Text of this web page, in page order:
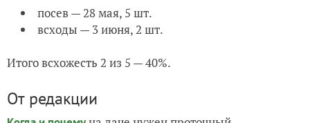
посев — 28 мая, 5 шт.
всходы — 3 июня, 2 шт.
Итого всхожесть 2 из 5 — 40%.
От редакции